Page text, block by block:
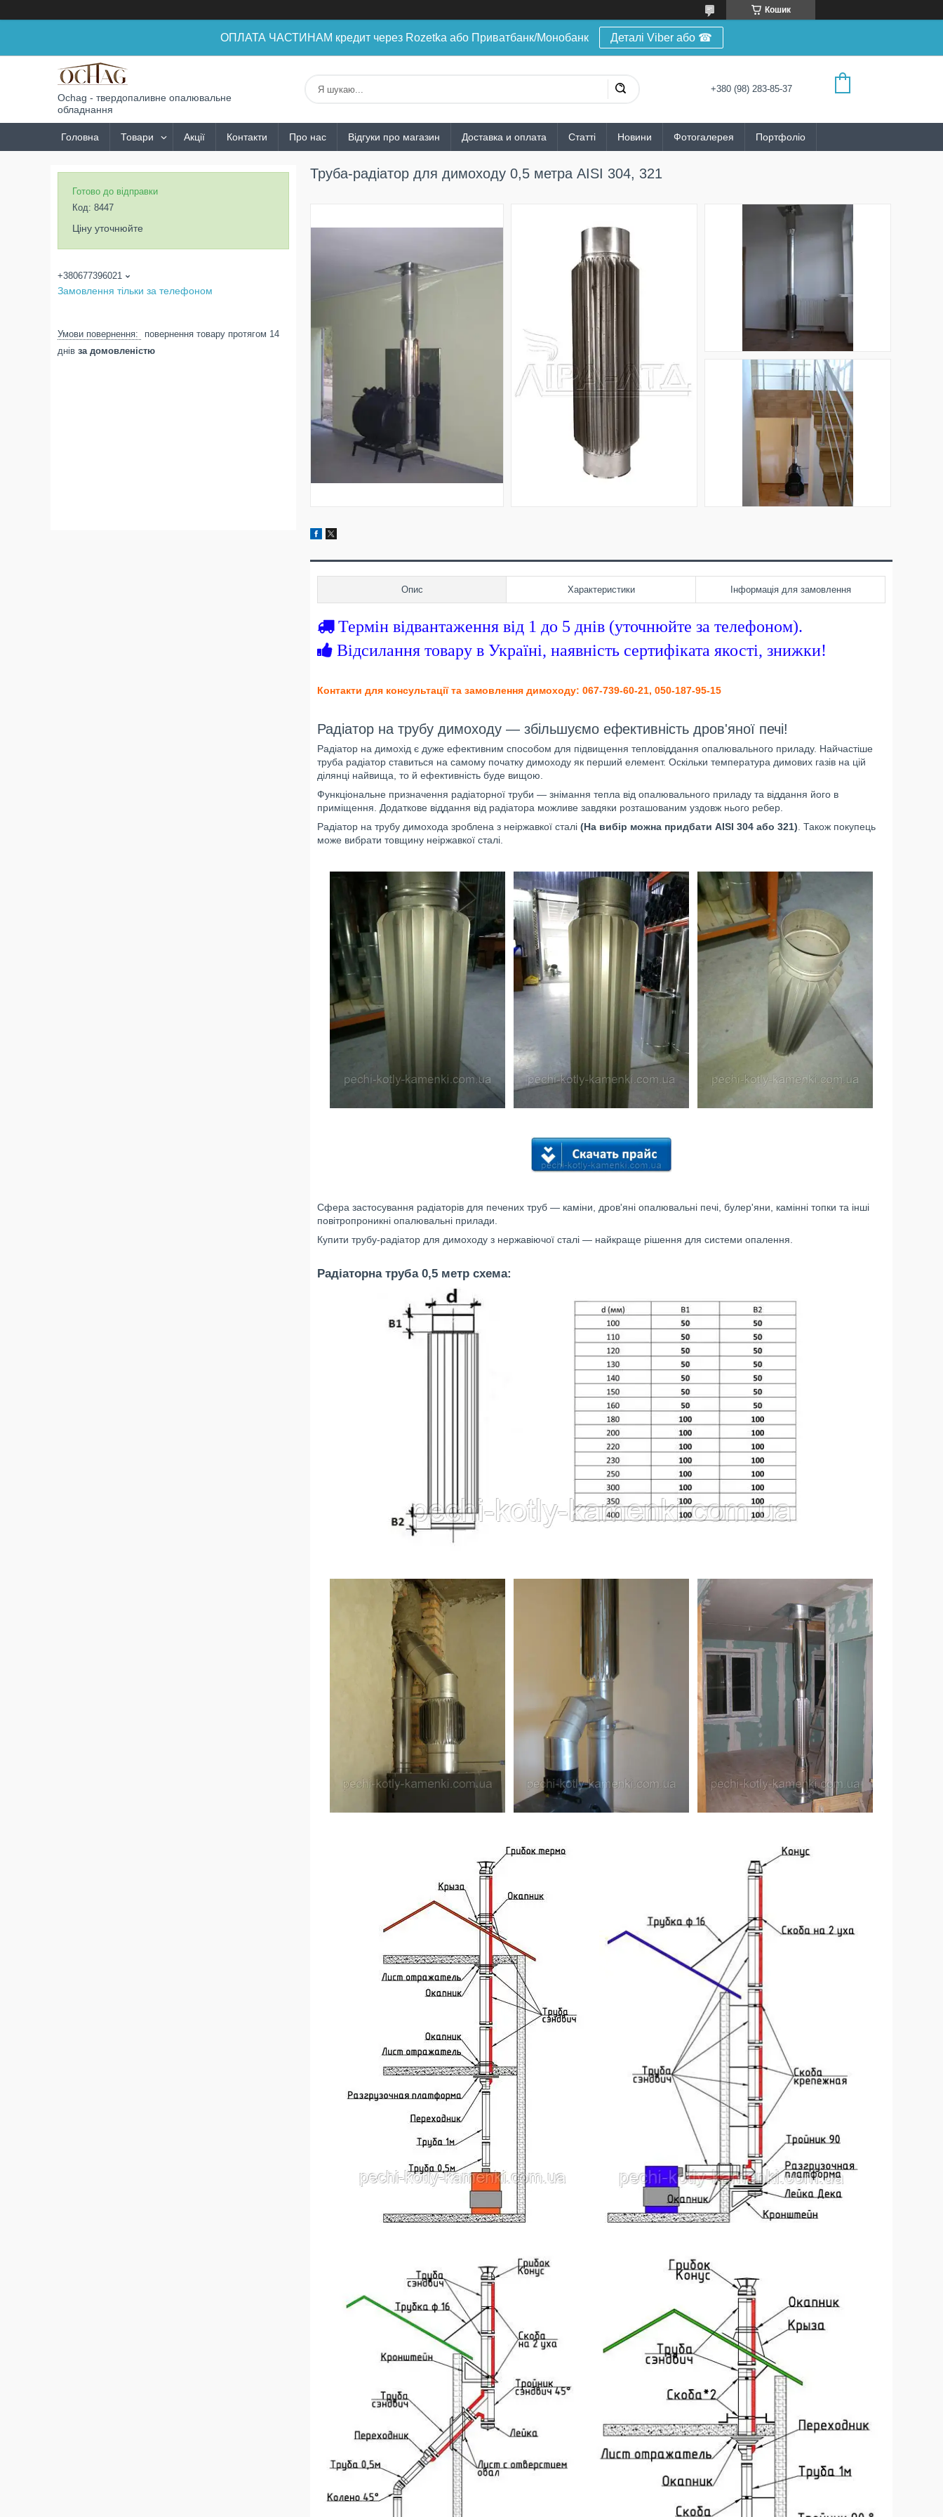
Кошик
ОПЛАТА ЧАСТИНАМ кредит через Rozetka або Приватбанк/Монобанк Деталі Viber або ☎
Ochag - твердопаливне опалювальне
обладнання
+380 (98) 283-85-37
Головна Товари Акції Контакти Про нас Відгуки про магазин Доставка и оплата Статті Новини Фотогалерея Портфоліо
Труба-радіатор для димоходу 0,5 метра AISI 304, 321
Опис Характеристики Інформація для замовлення
Термін відвантаження від 1 до 5 днів (уточнюйте за телефоном).
Відсилання товару в Україні, наявність сертифіката якості, знижки!
Контакти для консультації та замовлення димоходу: 067-739-60-21, 050-187-95-15
Радіатор на трубу димоходу — збільшуємо ефективність дров'яної печі!
Радіатор на димохід є дуже ефективним способом для підвищення тепловіддання опалювального приладу. Найчастіше
труба радіатор ставиться на самому початку димоходу як перший елемент. Оскільки температура димових газів на цій
ділянці найвища, то й ефективність буде вищою.
Функціональне призначення радіаторної труби — знімання тепла від опалювального приладу та віддання його в
приміщення. Додаткове віддання від радіатора можливе завдяки розташованим уздовж нього ребер.
Радіатор на трубу димохода зроблена з неіржавкої сталі (На вибір можна придбати AISI 304 або 321) . Також покупець
може вибрати товщину неіржавкої сталі.
Сфера застосування радіаторів для печених труб — каміни, дров'яні опалювальні печі, булер'яни, камінні топки та інші
повітропроникні опалювальні прилади.
Купити трубу-радіатор для димоходу з нержавіючої сталі — найкраще рішення для системи опалення.
Радіаторна труба 0,5 метр схема:
Готово до відправки
Код: 8447
Ціну уточнюйте
+380677396021
Замовлення тільки за телефоном
повернення товару протягом 14
днів за домовленістю